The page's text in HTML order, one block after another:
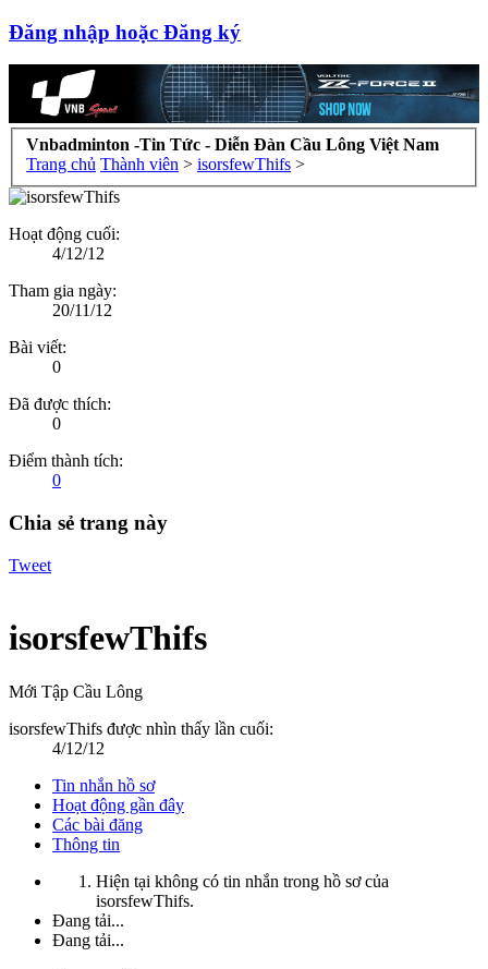
Đăng nhập hoặc Đăng ký
Vnbadminton -Tin Tức - Diễn Đàn Cầu Lông Việt Nam
Trang chủ Thành viên > isorsfewThifs >
Hoạt động cuối:
4/12/12
Tham gia ngày:
20/11/12
Bài viết:
0
Đã được thích:
0
Điểm thành tích:
0
Chia sẻ trang này
Tweet
isorsfewThifs
Mới Tập Cầu Lông
isorsfewThifs được nhìn thấy lần cuối:
4/12/12
Tin nhắn hồ sơ
Hoạt động gần đây
Các bài đăng
Thông tin
Hiện tại không có tin nhắn trong hồ sơ của
isorsfewThifs.
Đang tải...
Đang tải...